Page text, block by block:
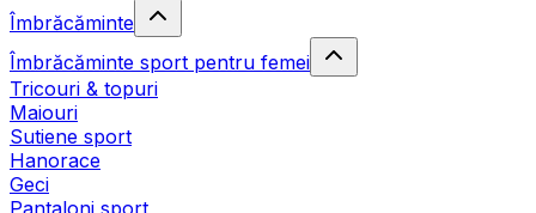
Îmbrăcăminte
Îmbrăcăminte sport pentru femei
Tricouri & topuri
Maiouri
Sutiene sport
Hanorace
Geci